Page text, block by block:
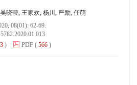
晓莹, 王家欢, 杨川, 严励, 任萌
08(01): 62-69.
) PDF ( 566 )